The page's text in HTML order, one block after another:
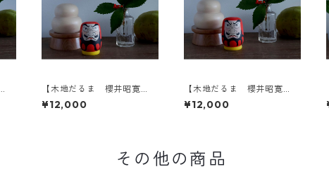
【木地だるま 櫻井昭寛
作】 昭二型 黄色土
台 1-a
¥12,000
【木地だるま 櫻井昭寛
作】 昭二型 黄色土
台 1-b
¥12,000
その他の商品